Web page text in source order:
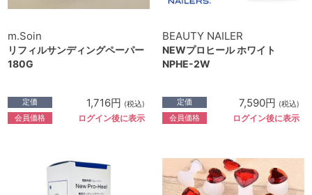
m.Soin
リフィルサンディングペーパー
180G
定価 1,716円 (税込)
会員価格 ログイン後に表示
BEAUTY NAILER
NEWプロヒール ホワイト
NPHE-2W
定価 7,590円 (税込)
会員価格 ログイン後に表示